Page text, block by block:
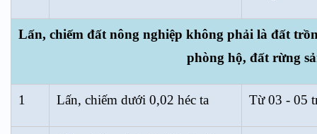
Lấn, chiếm đất nông nghiệp không phải là đất
phòng hộ, đất rừng
1 Lấn, chiếm dưới 0,02 héc ta Từ 03 - 05